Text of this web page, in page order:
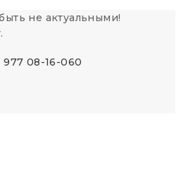
не актуальными!
977 08-16-060